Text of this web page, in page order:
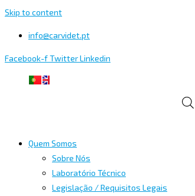
Skip to content
info@carvidet.pt
Facebook-fTwitterLinkedin
Quem Somos
Sobre Nós
Laboratório Técnico
Legislação / Requisitos Legais